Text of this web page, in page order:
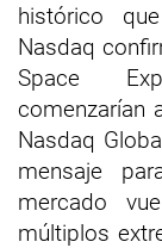
histórico
Nasdaq
Space
comenzarían
Nasdaq
mensaje
mercado
múltiplos